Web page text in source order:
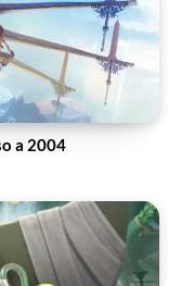
a 2004